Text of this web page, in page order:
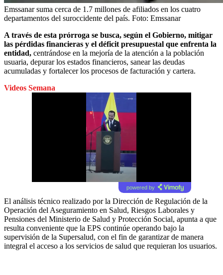
Emssanar suma cerca de 1.7 millones de afiliados en los cuatro
departamentos del suroccidente del país. Foto: Emssanar
A través de esta prórroga se busca, según el Gobierno, mitigar
las pérdidas financieras y el déficit presupuestal que enfrenta la
entidad, centrándose en la mejoría de la atención a la población
usuaria, depurar los estados financieros, sanear las deudas
acumuladas y fortalecer los procesos de facturación y cartera.
Videos Semana
powered by
El análisis técnico realizado por la Dirección de Regulación de la
Operación del Aseguramiento en Salud, Riesgos Laborales y
Pensiones del Ministerio de Salud y Protección Social, apunta a que
resulta conveniente que la EPS continúe operando bajo la
supervisión de la Supersalud, con el fin de garantizar de manera
integral el acceso a los servicios de salud que requieran los usuarios.